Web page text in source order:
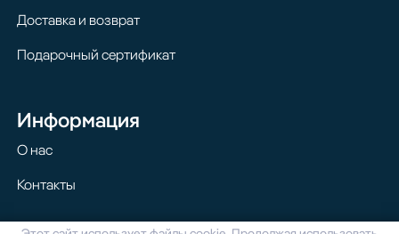
Доставка и возврат
Подарочный сертификат
Информация
О нас
Контакты